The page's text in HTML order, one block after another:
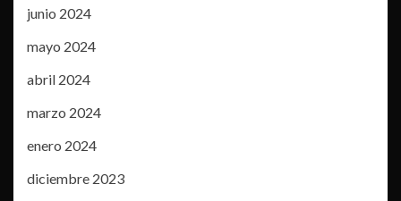
junio 2024
mayo 2024
abril 2024
marzo 2024
enero 2024
diciembre 2023